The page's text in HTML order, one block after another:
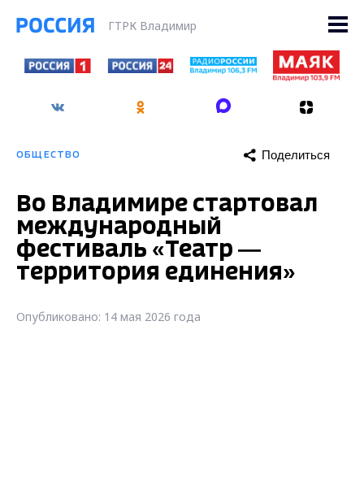
ГТРК Владимир
ОБЩЕСТВО Поделиться
Во Владимире стартовал
международный
фестиваль «Театр —
территория единения»
Опубликовано: 14 мая 2026 года